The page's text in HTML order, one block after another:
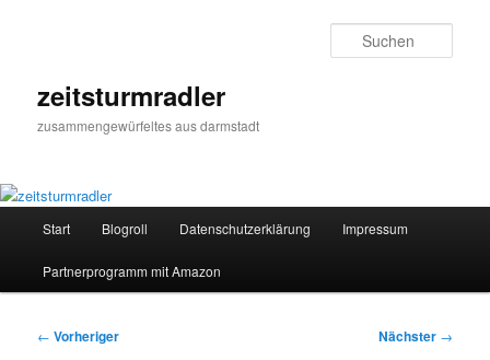
zeitsturmradler
zusammengewürfeltes aus darmstadt
Start Blogroll Datenschutzerklärung Impressum
Partnerprogramm mit Amazon
Beitragsnavigation
← Vorheriger Nächster →